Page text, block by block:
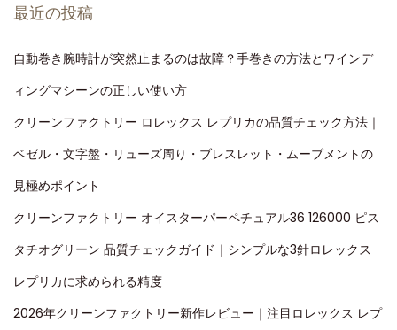
最近の投稿
自動巻き腕時計が突然止まるのは故障？手巻きの方法とワインデ
ィングマシーンの正しい使い方
クリーンファクトリー ロレックス レプリカの品質チェック方法｜
ベゼル・文字盤・リューズ周り・ブレスレット・ムーブメントの
見極めポイント
クリーンファクトリー オイスターパーペチュアル36 126000 ピス
タチオグリーン 品質チェックガイド｜シンプルな3針ロレックス
レプリカに求められる精度
2026年クリーンファクトリー新作レビュー｜注目ロレックス レプ